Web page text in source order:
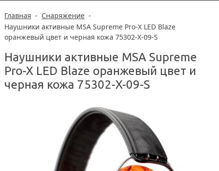
Главная - Снаряжение -
Наушники активные MSA Supreme Pro-X LED Blaze
оранжевый цвет и черная кожа 75302-X-09-S
Наушники активные MSA Supreme
Pro-X LED Blaze оранжевый цвет и
черная кожа 75302-X-09-S